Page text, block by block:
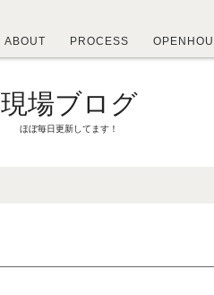
ABOUT PROCESS
現場ブログ
ほぼ毎日更新してます！